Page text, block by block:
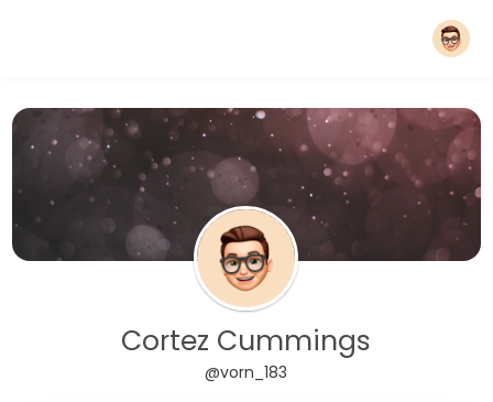
Cortez Cummings
@vorn_183